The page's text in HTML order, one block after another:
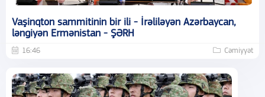
Vaşinqton sammitinin bir ili - İrəliləyən Azərbaycan,
ləngiyən Ermənistan - ŞƏRH
16:46 Cəmiyyət